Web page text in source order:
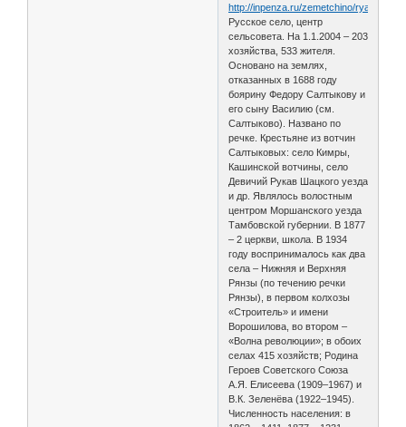
http://inpenza.ru/zemetchino/ryanza.php
Русское село, центр
сельсовета. На 1.1.2004 – 203
хозяйства, 533 жителя.
Основано на землях,
отказанных в 1688 году
боярину Федору Салтыкову и
его сыну Василию (см.
Салтыково). Названо по
речке. Крестьяне из вотчин
Салтыковых: село Кимры,
Кашинской вотчины, село
Девичий Рукав Шацкого уезда
и др. Являлось волостным
центром Моршанского уезда
Тамбовской губернии. В 1877
– 2 церкви, школа. В 1934
году воспринималось как два
села – Нижняя и Верхняя
Рянзы (по течению речки
Рянзы), в первом колхозы
«Строитель» и имени
Ворошилова, во втором –
«Волна революции»; в обоих
селах 415 хозяйств; Родина
Героев Советского Союза
А.Я. Елисеева (1909–1967) и
В.К. Зеленёва (1922–1945).
Численность населения: в